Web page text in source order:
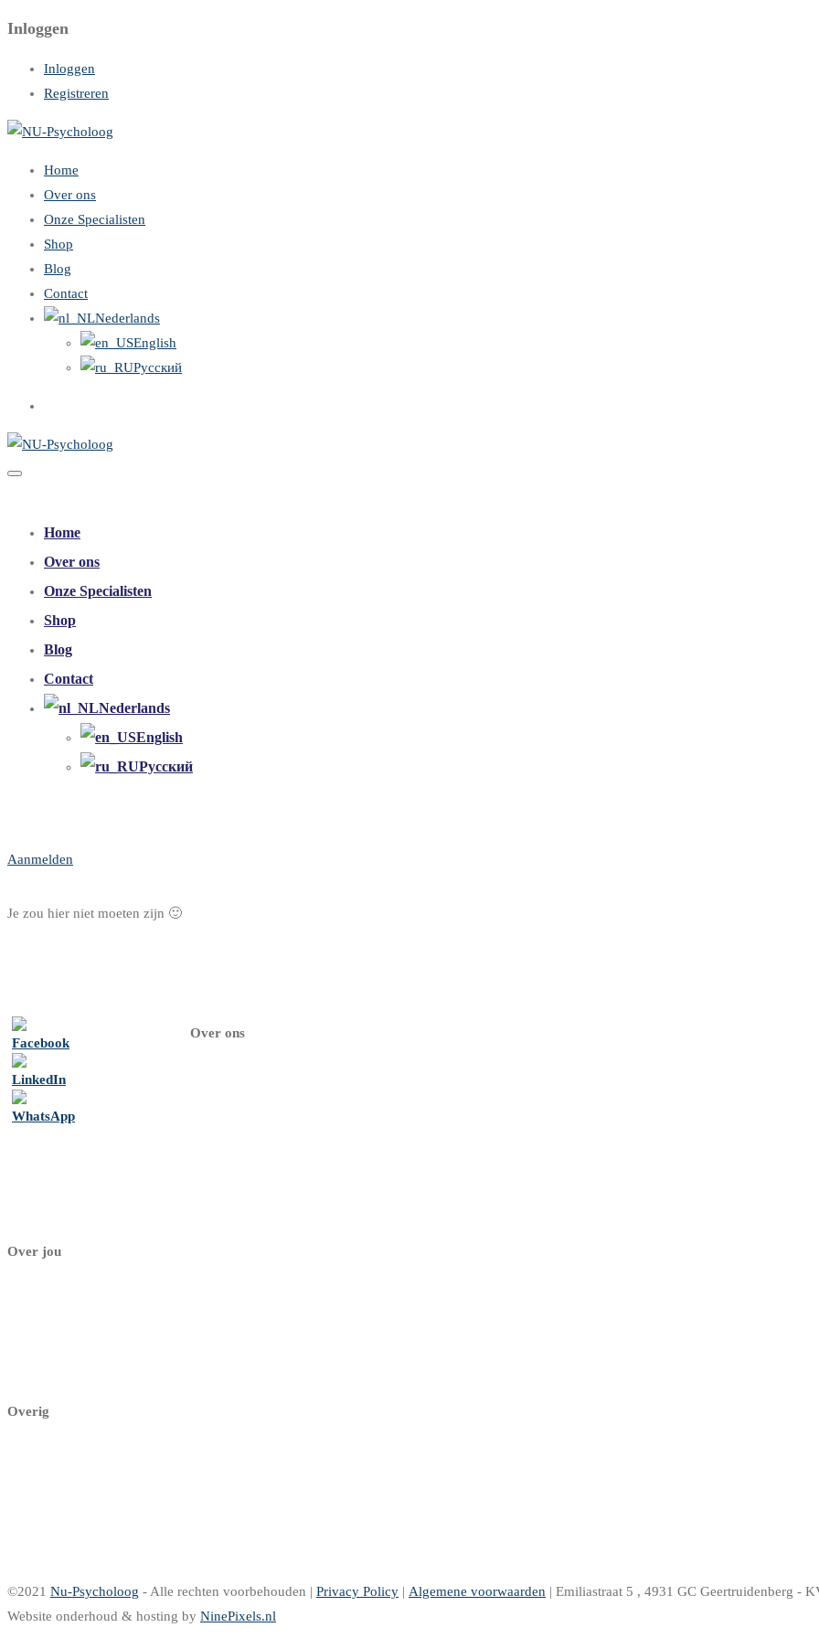
Inloggen
Inloggen
Registreren
Home
Over ons
Onze Specialisten
Shop
Blog
Contact
Nederlands
English
Русский
Home
Over ons
Onze Specialisten
Shop
Blog
Contact
Nederlands
English
Русский
Aanmelden
Je zou hier niet moeten zijn 🙂
Over ons
Over jou
Overig
©2021 Nu-Psycholoog - Alle rechten voorbehouden | Privacy Policy | Algemene voorwaarden | Emiliastraat 5 , 4931 GC Geertruidenberg -
Website onderhoud & hosting by NinePixels.nl